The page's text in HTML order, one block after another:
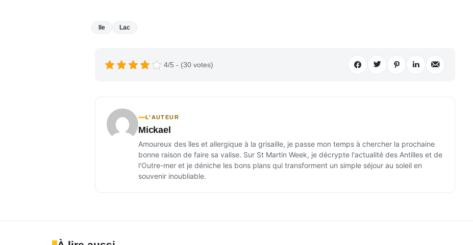
Ile Lac
4/5 - (30 votes)
L’AUTEUR
Mickael
Amoureux des îles et allergique à la grisaille, je passe mon temps à chercher la prochaine
bonne raison de faire sa valise. Sur St Martin Week, je décrypte l'actualité des Antilles et de
l'Outre-mer et je déniche les bons plans qui transforment un simple séjour au soleil en
souvenir inoubliable.